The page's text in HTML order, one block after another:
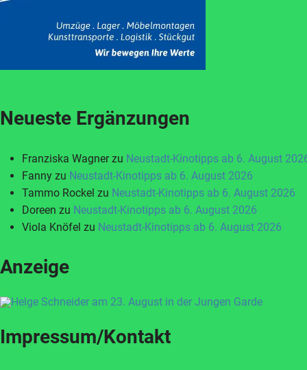
Neueste Ergänzungen
Franziska Wagnerzu Neustadt-Kinotipps ab 6. August
Fanny zu Neustadt-Kinotipps ab 6. August 2026
Tammo Rockel zu Neustadt-Kinotipps ab 6. August 2026
Doreen zu Neustadt-Kinotipps ab 6. August 2026
Viola Knöfel zu Neustadt-Kinotipps ab 6. August 2026
Anzeige
Impressum/Kontakt